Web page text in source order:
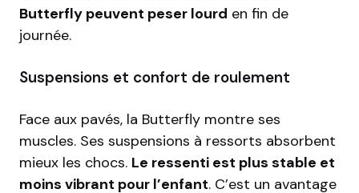
Butterfly peuvent peser lourd en fin de
journée.
Suspensions et confort de roulement
Face aux pavés, la Butterfly montre ses
muscles. Ses suspensions à ressorts absorbent
mieux les chocs. Le ressenti est plus stable et
moins vibrant pour l’enfant. C’est un avantage